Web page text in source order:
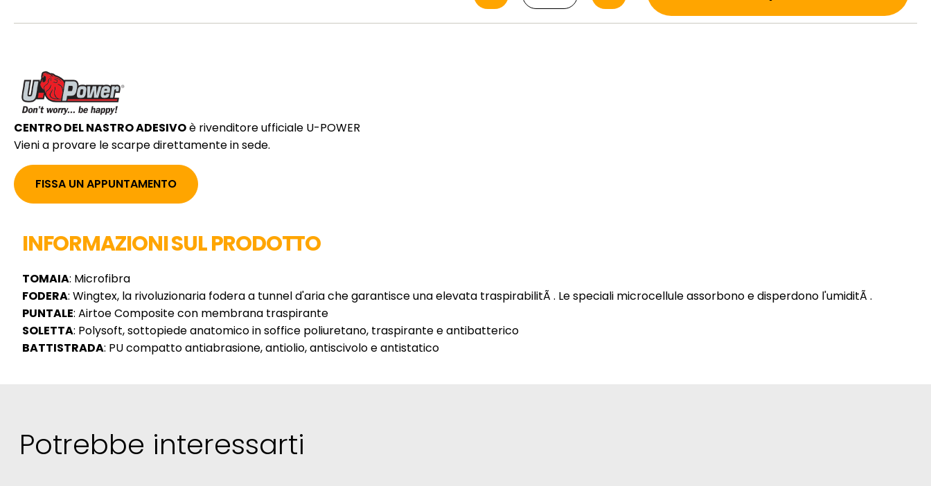
CENTRO DEL NASTRO ADESIVOè rivenditore ufficiale U-POWER
Vieni a provare le scarpe direttamente in sede.
FISSA UN APPUNTAMENTO
INFORMAZIONI SUL PRODOTTO
TOMAIA: Microfibra
FODERA: Wingtex, la rivoluzionaria fodera a tunnel d'aria che garantisce una elevata traspirabilitÃ . Le speciali microcellule assorbono e disperdono l'umiditÃ .
PUNTALE: Airtoe Composite con membrana traspirante
SOLETTA: Polysoft, sottopiede anatomico in soffice poliuretano, traspirante e antibatterico
BATTISTRADA: PU compatto antiabrasione, antiolio, antiscivolo e antistatico
Potrebbe interessarti